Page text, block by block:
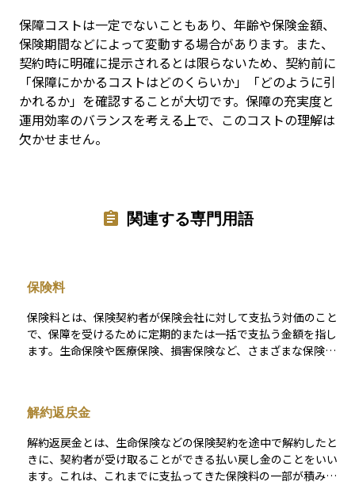
保障コストは一定でないこともあり、年齢や保険金額、
保険期間などによって変動する場合があります。また、
契約時に明確に提示されるとは限らないため、契約前に
「保障にかかるコストはどのくらいか」「どのように引
かれるか」を確認することが大切です。保障の充実度と
運用効率のバランスを考える上で、このコストの理解は
欠かせません。
関連する専門用語
保険料
保険料とは、保険契約者が保険会社に対して支払う対価のこと
で、保障を受けるために定期的または一括で支払う金額を指し
ます。生命保険や医療保険、損害保険など、さまざまな保険商
た、主契約に加えて特約（オプション）を付加することで、保
険料が増えることもあります。保険料は、契約を維持し続ける
ために必要な支出であり、未納が続くと保障が失効する場合も
あるため、支払計画を立てることが大切です。資産運用の観点
からも、保険料の支払いが家計に与える影響や、保障と費用の
解約返戻金
解約返戻金とは、生命保険などの保険契約を途中で解約したと
きに、契約者が受け取ることができる払い戻し金のことをいい
ます。これは、これまでに支払ってきた保険料の一部が積み立